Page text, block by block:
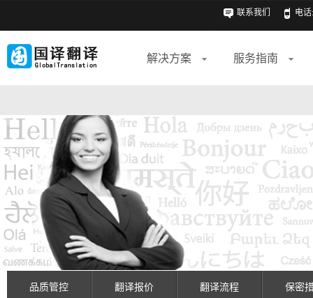
联系我们 电话
解决方案 服务指南
品质管控 翻译报价 翻译流程 保密